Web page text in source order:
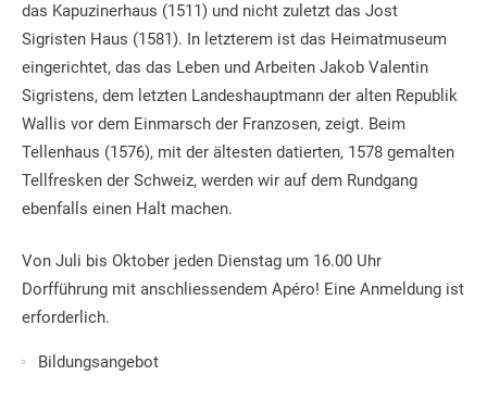
das Kapuzinerhaus (1511) und nicht zuletzt das Jost
Sigristen Haus (1581). In letzterem ist das Heimatmuseum
eingerichtet, das das Leben und Arbeiten Jakob Valentin
Sigristens, dem letzten Landeshauptmann der alten Republik
Wallis vor dem Einmarsch der Franzosen, zeigt. Beim
Tellenhaus (1576), mit der ältesten datierten, 1578 gemalten
Tellfresken der Schweiz, werden wir auf dem Rundgang
ebenfalls einen Halt machen.
Von Juli bis Oktober jeden Dienstag um 16.00 Uhr
Dorfführung mit anschliessendem Apéro! Eine Anmeldung ist
erforderlich.
Bildungsangebot